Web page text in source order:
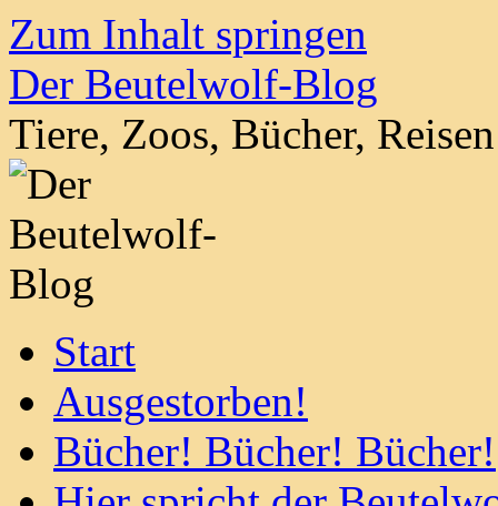
Zum Inhalt springen
Der Beutelwolf-Blog
Tiere, Zoos, Bücher,
Start
Ausgestorben!
Bücher! Bücher! Bücher!